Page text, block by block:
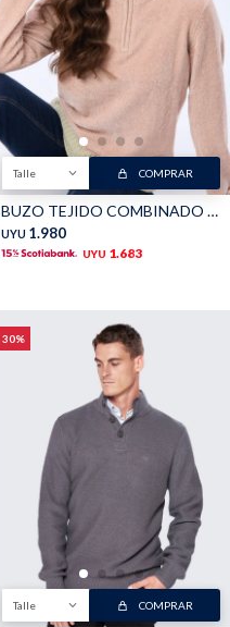
Talle COMPRAR
BUZO TEJIDO COMBINADO - Rosa
UYU 1.980
UYU 1.683
30
Talle COMPRAR